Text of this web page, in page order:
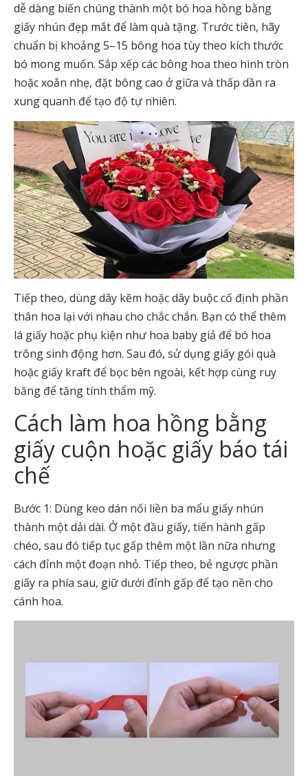
dễ dàng biến chúng thành một bó hoa hồng bằng
giấy nhún đẹp mắt để làm quà tặng. Trước tiên, hãy
chuẩn bị khoảng 5–15 bông hoa tùy theo kích thước
bó mong muốn. Sắp xếp các bông hoa theo hình tròn
hoặc xoắn nhẹ, đặt bông cao ở giữa và thấp dần ra
xung quanh để tạo độ tự nhiên.
Tiếp theo, dùng dây kẽm hoặc dây buộc cố định phần
thân hoa lại với nhau cho chắc chắn. Bạn có thể thêm
lá giấy hoặc phụ kiện như hoa baby giả để bó hoa
trông sinh động hơn. Sau đó, sử dụng giấy gói quà
hoặc giấy kraft để bọc bên ngoài, kết hợp cùng ruy
băng để tăng tính thẩm mỹ.
Cách làm hoa hồng bằng
giấy cuộn hoặc giấy báo tái
chế
Bước 1: Dùng keo dán nối liền ba mẩu giấy nhún
thành một dải dài. Ở một đầu giấy, tiến hành gấp
chéo, sau đó tiếp tục gấp thêm một lần nữa nhưng
cách đỉnh một đoạn nhỏ. Tiếp theo, bẻ ngược phần
giấy ra phía sau, giữ dưới đỉnh gấp để tạo nền cho
cánh hoa.